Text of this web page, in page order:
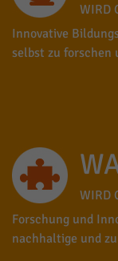
WIRD
Innovative
selbst zu forschen
WIRD
Forschung und
nachhaltige und